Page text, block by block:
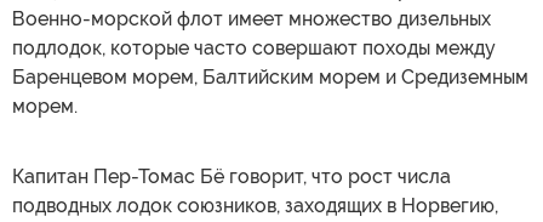
Военно-морской флот имеет множество дизельных
подлодок, которые часто совершают походы между
Баренцевом морем, Балтийским морем и Средиземным
морем.
Капитан Пер-Томас Бё говорит, что рост числа
подводных лодок союзников, заходящих в Норвегию,